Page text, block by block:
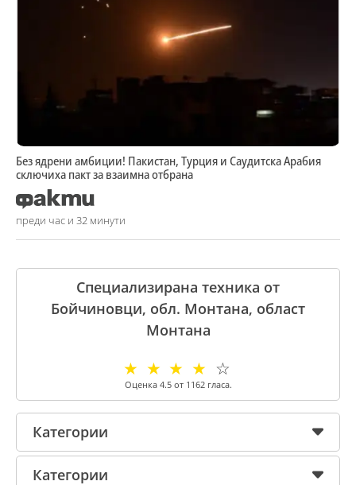
Без ядрени амбиции! Пакистан, Турция и Саудитска Арабия
сключиха пакт за взаимна отбрана
преди час и 32 минути
Специализирана техника от
Бойчиновци, обл. Монтана, област
Монтана
☆
☆
☆
☆
☆
Оценка 4.5от 1162гласа.
Категории
Категории